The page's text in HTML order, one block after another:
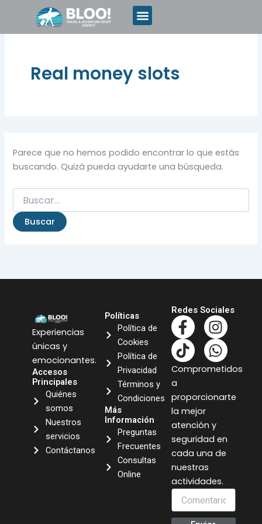
contenido
Real money slots
Parece que no hemos podido encontrar lo que estás
buscando. Quizá pueda ayudarte una búsqueda.
Experiencias
únicas y
emocionantes.
Accesos
Principales
Quiénes
somos
Nuestros
servicios
Contáctanos
Políticas
Política de
Cookies
Política de
Privacidad
Términos y
Condiciones
Más
Información
Preguntas
Frecuentes
Consultas
Online
Redes Sociales
F
a
c
e
o
o
k
-
f
I
n
s
t
g
a
m
T
i
k
t
k
W
h
a
t
a
p
Comprometidos
a
proporcionarte
la mejor
atención y
seguridad en
cada una de
nuestras
actividades.
Comentario